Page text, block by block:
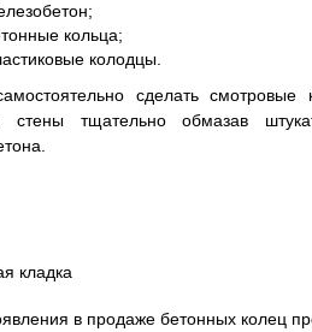
кольца;
колодцы.
сделать
стены тщательно обмазав
кладка
в продаже бетонных колец